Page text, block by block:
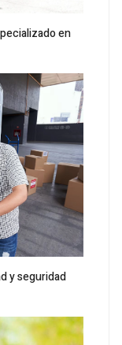
en
y seguridad